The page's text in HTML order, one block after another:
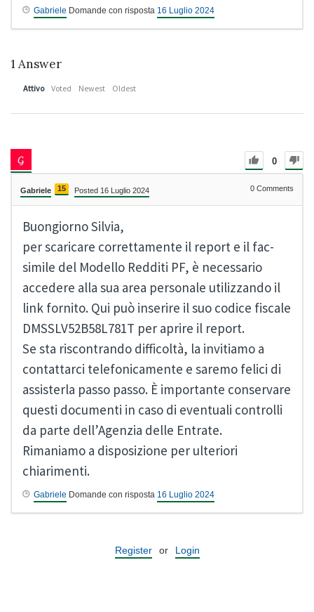
Gabriele Domande con risposta 16 Luglio 2024
1 Answer
Attivo Voted Newest Oldest
0
Gabriele 15 Posted 16 Luglio 2024 0 Comments
Buongiorno Silvia,
per scaricare correttamente il report e il fac-
simile del Modello Redditi PF, è necessario
accedere alla sua area personale utilizzando il
link fornito. Qui può inserire il suo codice fiscale
DMSSLV52B58L781T per aprire il report.
Se sta riscontrando difficoltà, la invitiamo a
contattarci telefonicamente e saremo felici di
assisterla passo passo. È importante conservare
questi documenti in caso di eventuali controlli
da parte dell’Agenzia delle Entrate.
Rimaniamo a disposizione per ulteriori
chiarimenti.
Gabriele Domande con risposta 16 Luglio 2024
Register or Login